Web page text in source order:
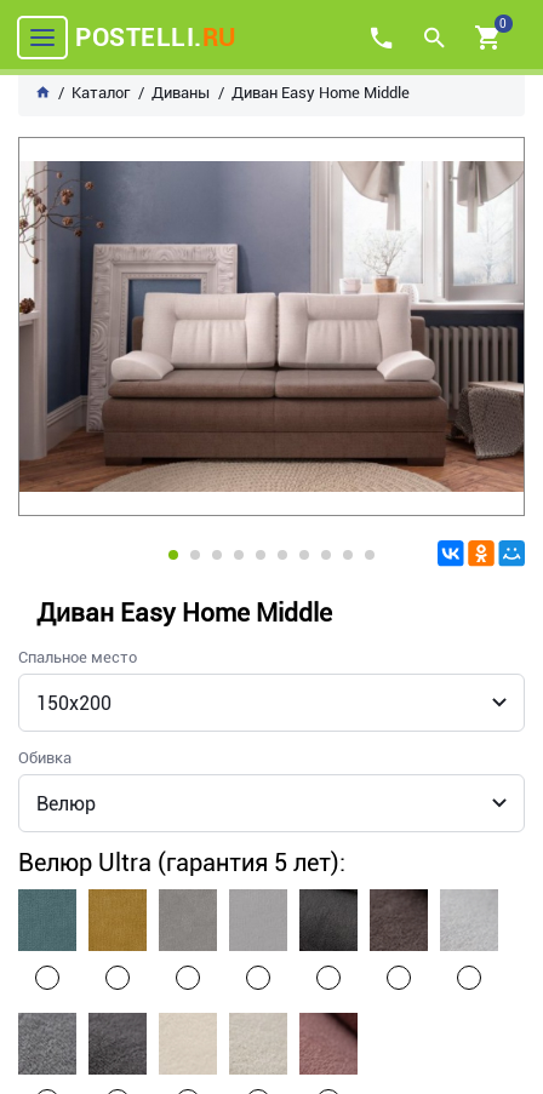
POSTELLI.RU 0
Каталог Диваны Диван Easy Home Middle
Диван Easy Home Middle
Спальное место
Обивка
Велюр Ultra (гарантия 5 лет):